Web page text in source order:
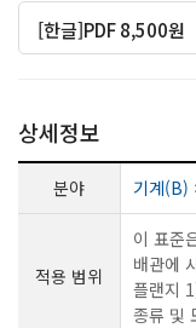
[한글]PDF 8,500원
상세정보
분야 기계(B)
적용 범위
이 표준
배관에
플랜지
종류 및